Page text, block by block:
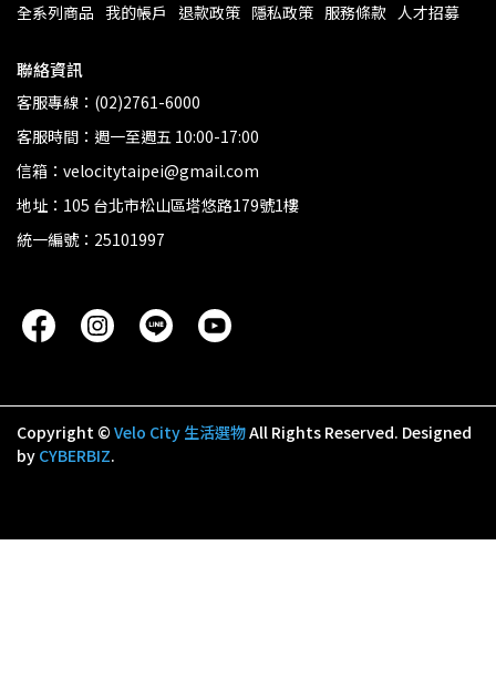
全系列商品 我的帳戶 退款政策 隱私政策 服務條款 人才招募
聯絡資訊
客服專線：(02)2761-6000
客服時間：週一至週五 10:00-17:00
信箱：velocitytaipei@gmail.com
地址：105 台北市松山區塔悠路179號1樓
統一編號：25101997
Copyright © Velo City 生活選物All Rights Reserved. Designed
by CYBERBIZ.